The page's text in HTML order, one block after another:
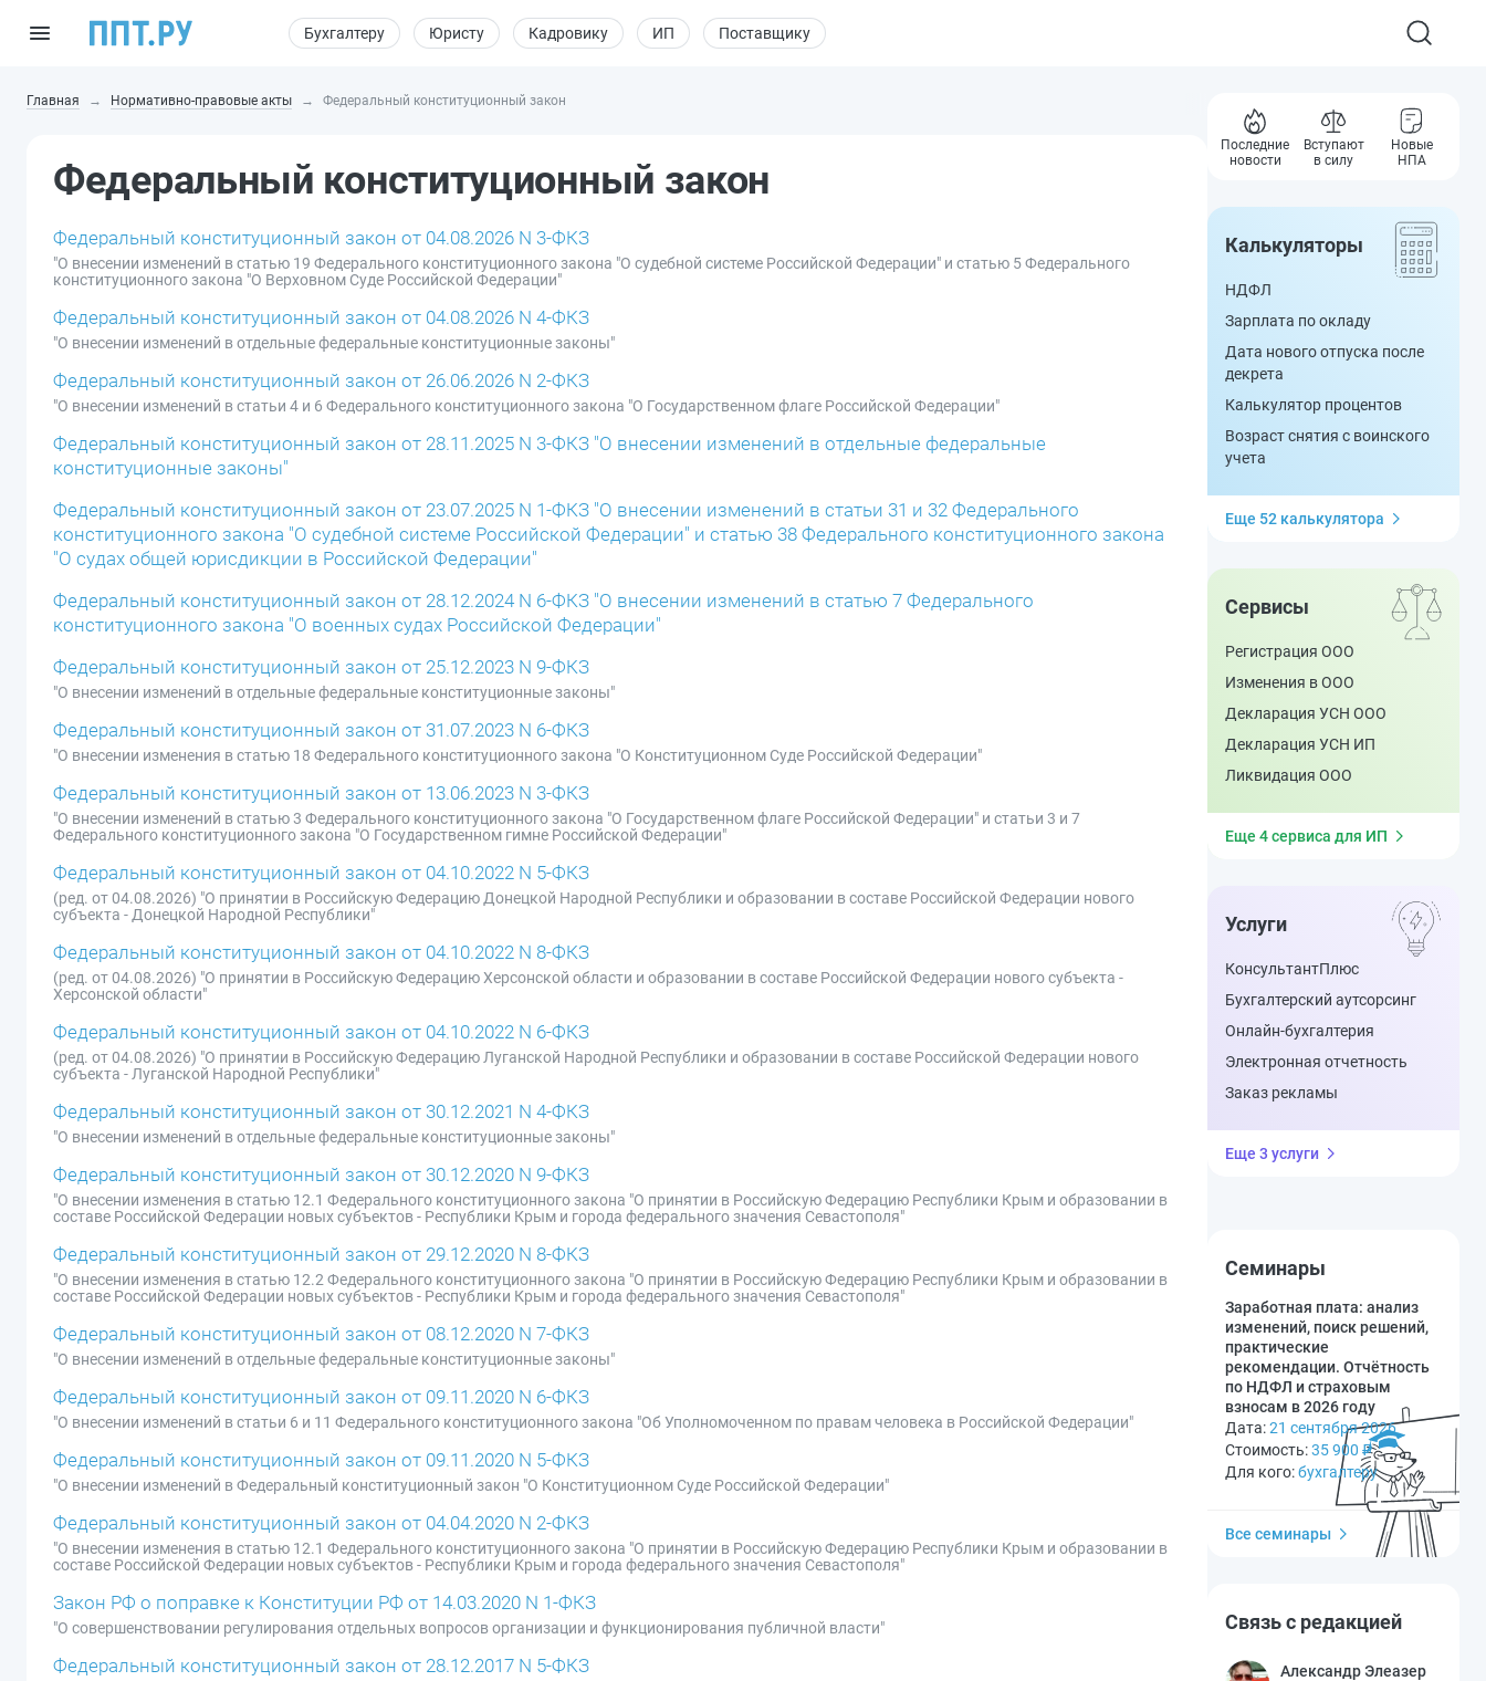
Бухгалтеру Юристу Кадровику ИП Поставщику
Главная Нормативно-правовые акты Федеральный конституционный закон
Федеральный конституционный закон
Федеральный конституционный закон от 04.08.2026 N 3-ФКЗ
"О внесении изменений в статью 19 Федерального конституционного закона "О судебной системе Российской Федерации" и статью 5 Федерального
конституционного закона "О Верховном Суде Российской Федерации"
Федеральный конституционный закон от 04.08.2026 N 4-ФКЗ
"О внесении изменений в отдельные федеральные конституционные законы"
Федеральный конституционный закон от 26.06.2026 N 2-ФКЗ
"О внесении изменений в статьи 4 и 6 Федерального конституционного закона "О Государственном флаге Российской Федерации"
Федеральный конституционный закон от 28.11.2025 N 3-ФКЗ "О внесении изменений в отдельные федеральные
конституционные законы"
Федеральный конституционный закон от 23.07.2025 N 1-ФКЗ "О внесении изменений в статьи 31 и 32 Федерального
конституционного закона "О судебной системе Российской Федерации" и статью 38 Федерального конституционного закона
"О судах общей юрисдикции в Российской Федерации"
Федеральный конституционный закон от 28.12.2024 N 6-ФКЗ "О внесении изменений в статью 7 Федерального
конституционного закона "О военных судах Российской Федерации"
Федеральный конституционный закон от 25.12.2023 N 9-ФКЗ
"О внесении изменений в отдельные федеральные конституционные законы"
Федеральный конституционный закон от 31.07.2023 N 6-ФКЗ
"О внесении изменения в статью 18 Федерального конституционного закона "О Конституционном Суде Российской Федерации"
Федеральный конституционный закон от 13.06.2023 N 3-ФКЗ
"О внесении изменений в статью 3 Федерального конституционного закона "О Государственном флаге Российской Федерации" и статьи 3 и 7
Федерального конституционного закона "О Государственном гимне Российской Федерации"
Федеральный конституционный закон от 04.10.2022 N 5-ФКЗ
(ред. от 04.08.2026) "О принятии в Российскую Федерацию Донецкой Народной Республики и образовании в составе Российской Федерации нового
субъекта - Донецкой Народной Республики"
Федеральный конституционный закон от 04.10.2022 N 8-ФКЗ
(ред. от 04.08.2026) "О принятии в Российскую Федерацию Херсонской области и образовании в составе Российской Федерации нового субъекта -
Херсонской области"
Федеральный конституционный закон от 04.10.2022 N 6-ФКЗ
(ред. от 04.08.2026) "О принятии в Российскую Федерацию Луганской Народной Республики и образовании в составе Российской Федерации нового
субъекта - Луганской Народной Республики"
Федеральный конституционный закон от 30.12.2021 N 4-ФКЗ
"О внесении изменений в отдельные федеральные конституционные законы"
Федеральный конституционный закон от 30.12.2020 N 9-ФКЗ
"О внесении изменения в статью 12.1 Федерального конституционного закона "О принятии в Российскую Федерацию Республики Крым и образовании в
составе Российской Федерации новых субъектов - Республики Крым и города федерального значения Севастополя"
Федеральный конституционный закон от 29.12.2020 N 8-ФКЗ
"О внесении изменения в статью 12.2 Федерального конституционного закона "О принятии в Российскую Федерацию Республики Крым и образовании в
составе Российской Федерации новых субъектов - Республики Крым и города федерального значения Севастополя"
Федеральный конституционный закон от 08.12.2020 N 7-ФКЗ
"О внесении изменений в отдельные федеральные конституционные законы"
Федеральный конституционный закон от 09.11.2020 N 6-ФКЗ
"О внесении изменений в статьи 6 и 11 Федерального конституционного закона "Об Уполномоченном по правам человека в Российской Федерации"
Федеральный конституционный закон от 09.11.2020 N 5-ФКЗ
"О внесении изменений в Федеральный конституционный закон "О Конституционном Суде Российской Федерации"
Федеральный конституционный закон от 04.04.2020 N 2-ФКЗ
"О внесении изменения в статью 12.1 Федерального конституционного закона "О принятии в Российскую Федерацию Республики Крым и образовании в
составе Российской Федерации новых субъектов - Республики Крым и города федерального значения Севастополя"
Закон РФ о поправке к Конституции РФ от 14.03.2020 N 1-ФКЗ
"О совершенствовании регулирования отдельных вопросов организации и функционирования публичной власти"
Федеральный конституционный закон от 28.12.2017 N 5-ФКЗ
Последние
новости
Вступают
в силу
Новые
НПА
Калькуляторы
НДФЛ
Зарплата по окладу
Дата нового отпуска после
декрета
Калькулятор процентов
Возраст снятия с воинского
учета
Еще 52 калькулятора
Сервисы
Регистрация ООО
Изменения в ООО
Декларация УСН ООО
Декларация УСН ИП
Ликвидация ООО
Еще 4 сервиса для ИП
Услуги
КонсультантПлюс
Бухгалтерский аутсорсинг
Онлайн-бухгалтерия
Электронная отчетность
Заказ рекламы
Еще 3 услуги
Семинары
Заработная плата: анализ
изменений, поиск решений,
практические
рекомендации. Отчётность
по НДФЛ и страховым
взносам в 2026 году
Дата:21 сентября 2026
Стоимость:35 900 ₽
Для кого:бухгалтеру
Все семинары
Связь с редакцией
Александр Элеазер